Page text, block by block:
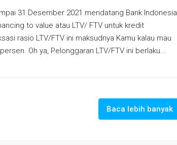
31 Desember 2021 mendatang Bank Indonesia
to value atau LTV/ FTV untuk kredit
rasio LTV/FTV ini maksudnya Kamu kalau mau
Oh ya, Pelonggaran LTV/FTV ini berlaku...
Baca lebih banyak